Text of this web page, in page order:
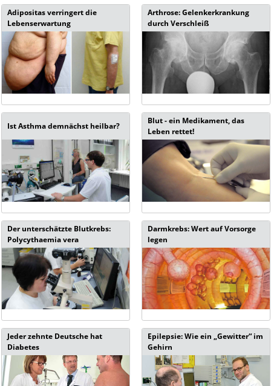
Adipositas verringert die
Lebenserwartung
Arthrose: Gelenkerkrankung
durch Verschleiß
Ist Asthma demnächst heilbar?
Blut - ein Medikament, das
Leben rettet!
Der unterschätzte Blutkrebs:
Polycythaemia vera
Darmkrebs: Wert auf Vorsorge
legen
Jeder zehnte Deutsche hat
Diabetes
Epilepsie: Wie ein „Gewitter“ im
Gehirn